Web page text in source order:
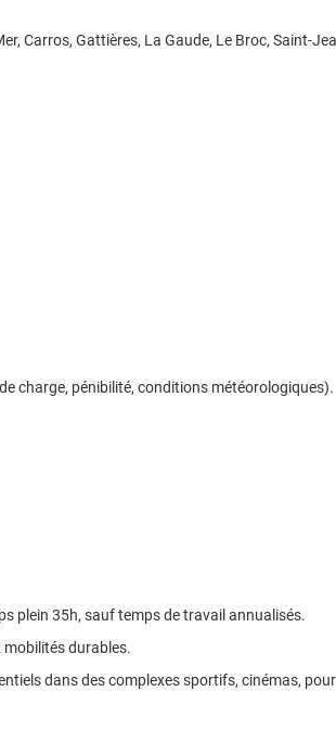
Carros, Gattières, La Gaude, Le Broc, Saint-
charge, pénibilité, conditions météorologiques).
plein 35h, sauf temps de travail annualisés.
mobilités durables.
dans des complexes sportifs, cinémas,